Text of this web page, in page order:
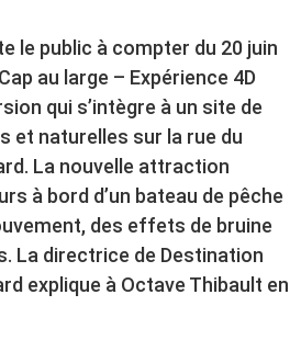
le public à compter du 20 juin
au large – Expérience 4D
qui s’intègre à un site de
et naturelles sur la rue du
La nouvelle attraction
à bord d’un bateau de pêche
des effets de bruine
La directrice de Destination
explique à Octave Thibault en